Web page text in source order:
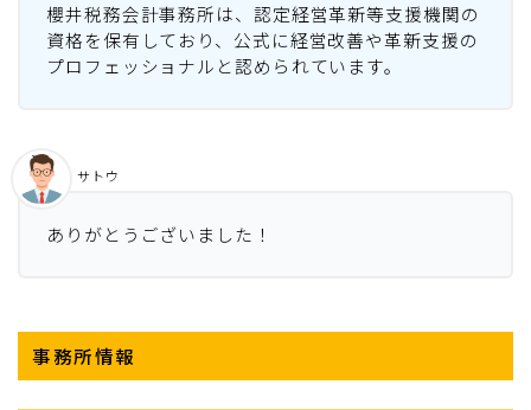
櫻井税務会計事務所は、認定経営革新等支援機関の
資格を保有しており、公式に経営改善や革新支援の
プロフェッショナルと認められています。
ありがとうございました！
サトウ
事務所情報